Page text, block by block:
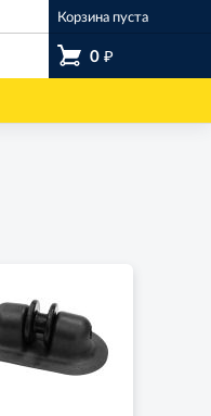
Корзина пуста
0 ₽